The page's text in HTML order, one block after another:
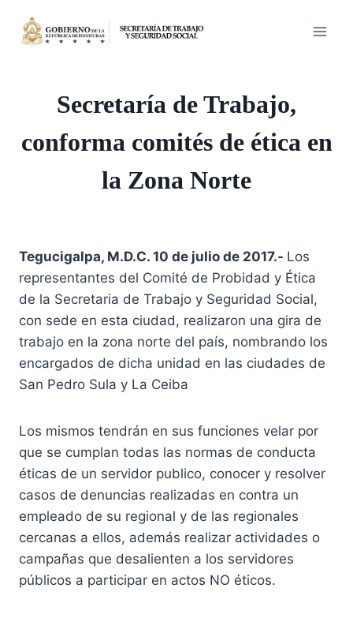
Secretaría de Trabajo,
conforma comités de ética en
la Zona Norte
Tegucigalpa, M.D.C. 10 de julio de 2017.- Los
representantes del Comité de Probidad y Ética
de la Secretaria de Trabajo y Seguridad Social,
con sede en esta ciudad, realizaron una gira de
trabajo en la zona norte del país, nombrando los
encargados de dicha unidad en las ciudades de
San Pedro Sula y La Ceiba
Los mismos tendrán en sus funciones velar por
que se cumplan todas las normas de conducta
éticas de un servidor publico, conocer y resolver
casos de denuncias realizadas en contra un
empleado de su regional y de las regionales
cercanas a ellos, además realizar actividades o
campañas que desalienten a los servidores
públicos a participar en actos NO éticos.